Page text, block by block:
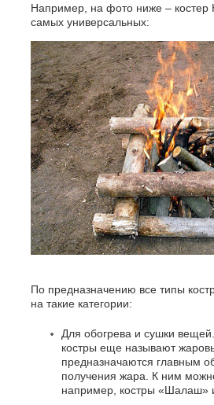
Например, на фото ниже – костер
самых универсальных:
По предназначению все типы
на такие категории:
Для обогрева и сушки
костры еще называют
предназначаются главным
получения жара. К ним
например, костры «Шалаш»